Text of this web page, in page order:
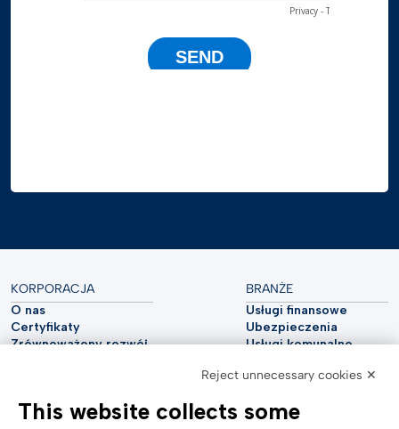
KORPORACJA
O nas
Certyfikaty
Zrównoważony rozwój
Accessibility Statement
BRANŻE
Usługi finansowe
Ubezpieczenia
Usługi komunalne
Telekomunikacja
Opieka zdrowotna
Reject unnecessary cookies ✕
This website collects some